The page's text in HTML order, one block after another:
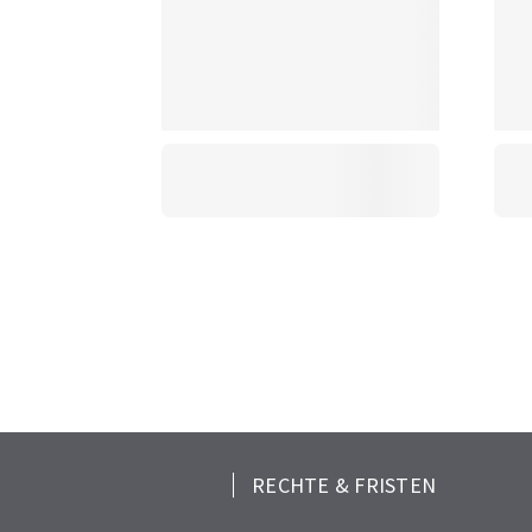
RECHTE & FRISTEN